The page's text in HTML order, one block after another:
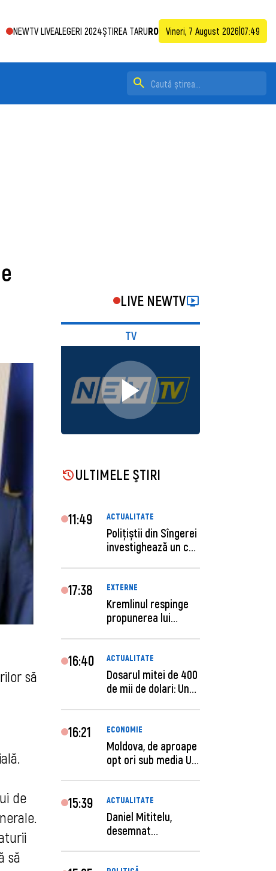
NEWTV LIVEALEGERI 2024ȘTIREA TARURO Vineri, 7 August 2026 07:49
să
de
să
LIVE NEWTV
TV
ULTIMELE ŞTIRI
11:49 ACTUALITATE
Polițiștii din Sîngerei
investighează un caz
17:38 EXTERNE
Kremlinul respinge
propunerea lui
16:40 ACTUALITATE
Dosarul mitei de 400
de mii de dolari: Un
16:21 ECONOMIE
Moldova, de aproape
opt ori sub media UE
15:39 ACTUALITATE
Daniel Mititelu,
desemnat